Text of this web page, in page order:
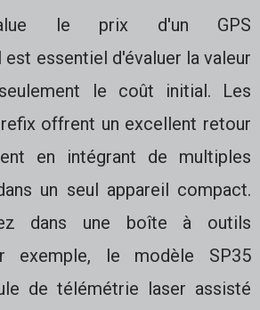
le prix d'un GPS
essentiel d'évaluer la valeur
le coût initial. Les
offrent un excellent retour
en intégrant de multiples
un seul appareil compact.
dans une boîte à outils
exemple, le modèle SP35
de télémétrie laser assisté